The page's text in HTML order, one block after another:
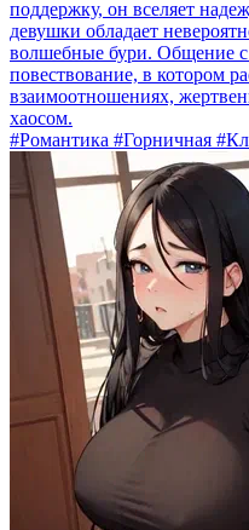
поддержку, он вселяет
девушки обладает
волшебные бури. Общение
повествование, в котором
взаимоотношениях,
хаосом.
#Романтика #Горничная